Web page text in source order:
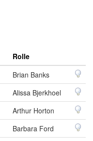
Rolle
Brian Banks
Alissa Bjerkhoel
Arthur Horton
Barbara Ford